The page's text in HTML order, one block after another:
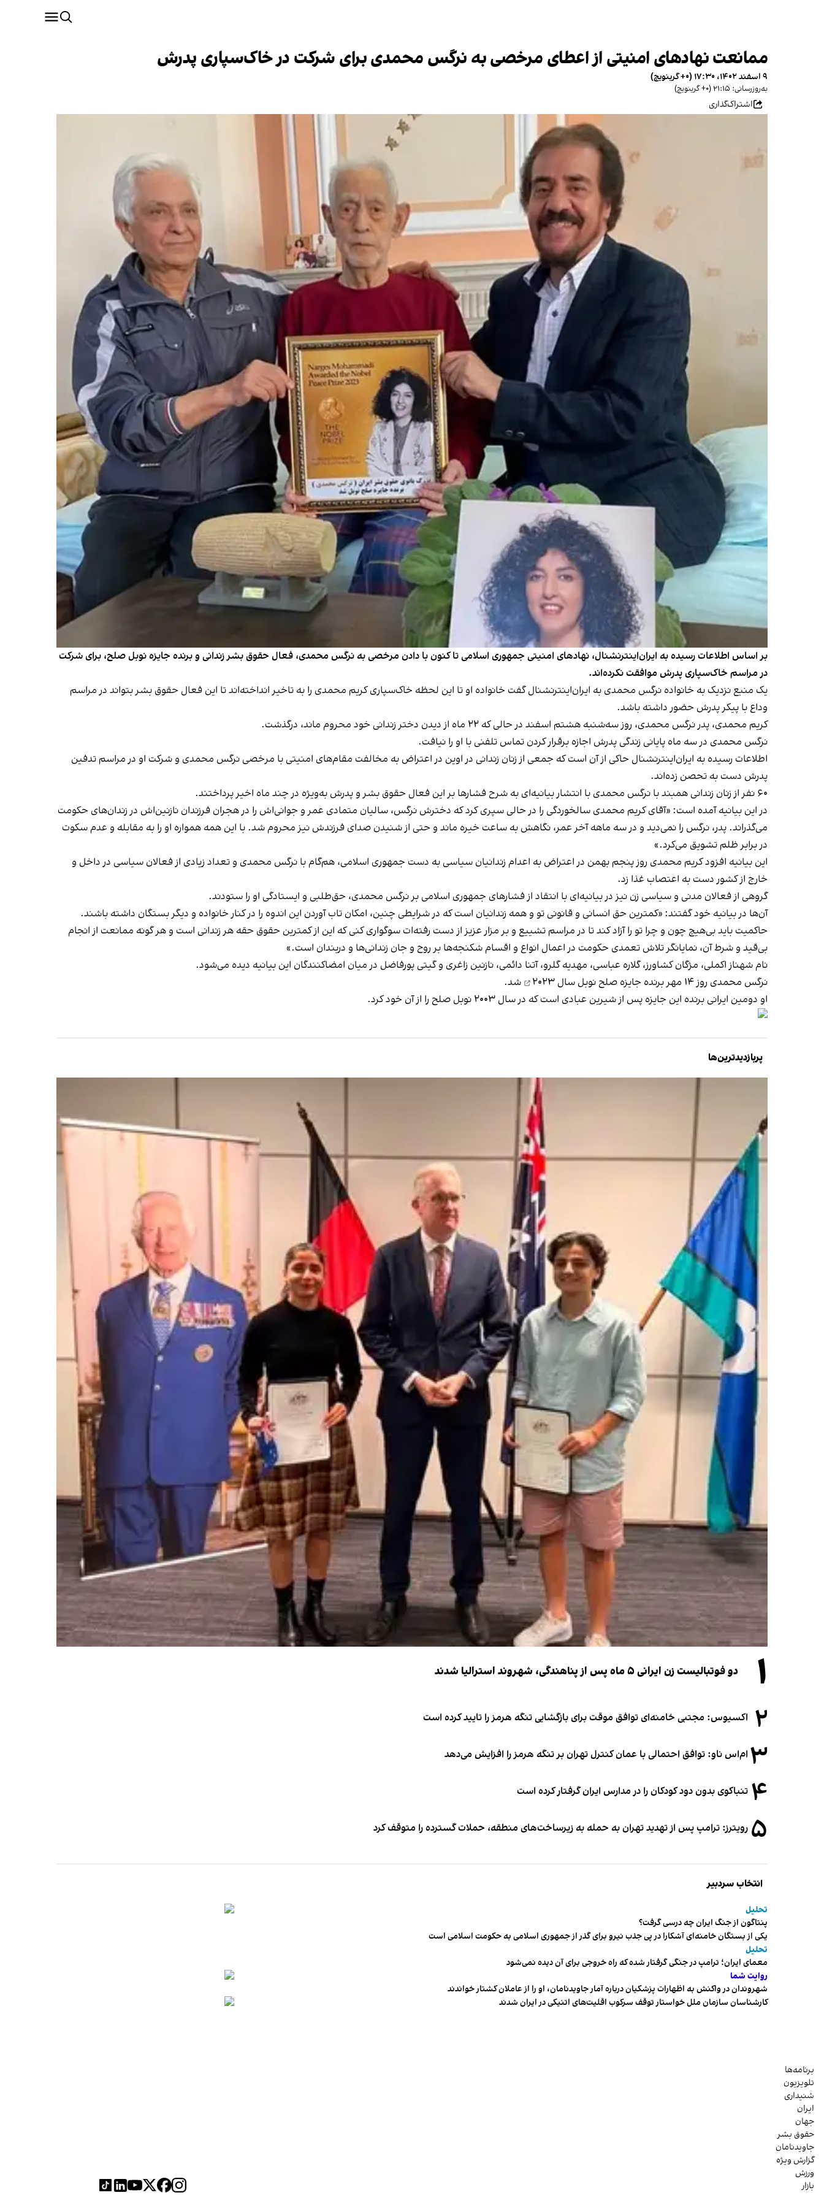
ممانعت نهادهای امنیتی از اعطای مرخصی به نرگس محمدی برای شرکت در خاک‌سپاری پدرش
۹ اسفند ۱۴۰۲، ۱۷:۳۰ (‎+۰ گرینویچ)
به‌روزرسانی: ۲۱:۱۵ (‎+۰ گرینویچ)
اشتراک‌گذاری
بر اساس اطلاعات رسیده به ایران‌اینترنشنال، نهادهای امنیتی جمهوری اسلامی تا کنون با دادن مرخصی به نرگس محمدی، فعال حقوق بشر زندانی و برنده جایزه نوبل صلح، برای شرکت
در مراسم خاک‌سپاری پدرش موافقت نکرده‌اند.
یک منبع نزدیک به خانواده نرگس محمدی به ایران‌اینترنشنال گفت خانواده او تا این لحظه خاک‌سپاری کریم محمدی را به تاخیر انداخته‌اند تا این فعال حقوق بشر بتواند در مراسم
وداع با پیکر پدرش حضور داشته باشد.
کریم محمدی، پدر نرگس محمدی، روز سه‌شنبه هشتم اسفند در حالی ‌که ۲۲ ماه از دیدن دختر زندانی خود محروم ماند، درگذشت.
نرگس محمدی در سه ماه پایانی زندگی پدرش اجازه برقرار کردن تماس تلفنی با او را نیافت.
اطلاعات رسیده به ایران‌اینترنشنال حاکی از آن است که جمعی از زنان زندانی در اوین در اعتراض به مخالفت مقام‌های امنیتی با مرخصی نرگس محمدی و شرکت او در مراسم تدفین
پدرش دست به تحصن زده‌اند.
۶۰ نفر از زنان زندانی همبند با نرگس محمدی با انتشار بیانیه‌ای به شرح فشارها بر این فعال حقوق بشر و پدرش به‌ویژه در چند ماه اخیر پرداختند.
در این بیانیه آمده است: «آقای کریم محمدی سالخوردگی را در حالی سپری کرد که دخترش نرگس، سالیان متمادی عمر و جوانی‌اش را در هجران فرزندان نازنین‌اش در زندان‌های حکومت
می‌گذراند. پدر، نرگس را نمی‌دید و در سه ماهه آخر عمر، نگاهش به ساعت خیره ماند و حتی از شنیدن صدای فرزندش نیز محروم شد. با این همه همواره او را به مقابله و عدم سکوت
در برابر ظلم تشویق می‌کرد.»
این بیانیه افزود کریم محمدی روز پنجم بهمن در اعتراض به اعدام زندانیان سیاسی به دست جمهوری اسلامی، هم‌گام با نرگس محمدی و تعداد زیادی از فعالان سیاسی در داخل و
خارج از کشور دست به اعتصاب غذا زد.
گروهی از فعالان مدنی و سیاسی زن نیز در بیانیه‌ای با انتقاد از فشارهای جمهوری اسلامی بر نرگس محمدی، حق‌طلبی و ایستادگی او را ستودند.
آن‌‌ها در بیانیه‌ خود گفتند: «کمترین حق انسانی و قانونی تو و همه‌ زندانیان است که در شرایطی چنین، امکان تاب آوردن این اندوه را در کنار خانواده و دیگر بستگان داشته باشند.
حاکمیت باید بی‌هیچ چون و چرا تو را آزاد کند تا در مراسم تشییع و بر مزار عزیز از دست رفته‌ات سوگواری کنی که این از کمترین حقوق حقه‌ هر زندانی است و هر گونه ممانعت از انجام
بی‌قید و شرط آن، نمایانگر تلاش تعمدی حکومت در اعمال انواع و اقسام شکنجه‌ها بر روح و جان زندانی‌ها و دربندان است.»
نام شهناز اکملی، مژگان کشاورز، گلاره عباسی، مهدیه گلرو، آتنا دائمی، نازنین زاغری و گیتی پورفاضل در میان امضاکنندگان این بیانیه دیده می‌شود.
نرگس محمدی روز ۱۴ مهر
برنده جایزه صلح نوبل سال ۲۰۲۳
شد.
او دومین ایرانی برنده این جایزه پس از شیرین عبادی است که در سال ۲۰۰۳ نوبل صلح را از آن خود کرد.
پربازدیدترین‌ها
۱ دو فوتبالیست زن ایرانی ۵ ماه پس از پناهندگی، شهروند استرالیا شدند
۲ اکسیوس: مجتبی خامنه‌ای توافق موقت برای بازگشایی تنگه هرمز را تایید کرده است
۳ ام‌اس ناو: توافق احتمالی با عمان کنترل تهران بر تنگه هرمز را افزایش می‌دهد
۴ تنباکوی بدون دود کودکان را در مدارس ایران گرفتار کرده است
۵ رویترز: ترامپ پس از تهدید تهران به حمله به زیرساخت‌های منطقه، حملات گسترده را متوقف کرد
انتخاب سردبیر
تحلیل
پنتاگون از جنگ ایران چه درسی گرفت؟
یکی از بستگان خامنه‌ای آشکارا در پی جذب نیرو برای گذر از جمهوری اسلامی به حکومت اسلامی است
تحلیل
معمای ایران؛ ترامپ در جنگی گرفتار شده که راه خروجی برای آن دیده نمی‌شود
روایت شما
شهروندان در واکنش به اظهارات پزشکیان درباره آمار جاویدنامان، او را از عاملان کشتار خواندند
کارشناسان سازمان ملل خواستار توقف سرکوب اقلیت‌های اتنیکی در ایران شدند
برنامه‌ها
تلویزیون
شنیداری
ایران
جهان
حقوق بشر
جاویدنامان
گزارش ویژه
ورزش
بازار